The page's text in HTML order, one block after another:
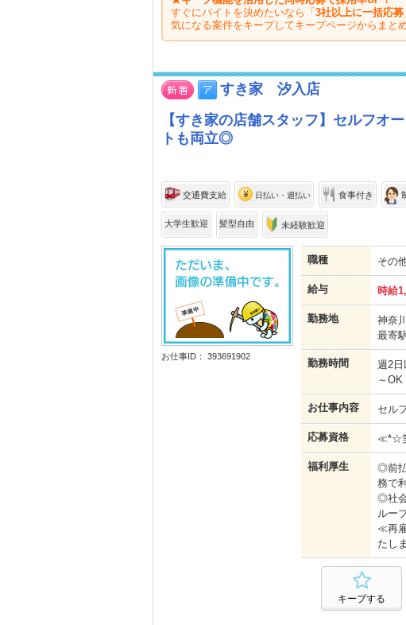
すぐにバイトを決めたいなら「 3社以上に一括応募
気になる案件をキープしてキープページからまと
すき家 汐入店
【すき家の店舗スタッフ】セルフ
トも両立◎
交通費支給 日払い・週払い 食事付き
大学生歓迎 髪型自由 未経験歓迎
お仕事ID： 393691902
職種 その
給与 時給
勤務地
神奈
最寄
勤務時間
週2
～OK
お仕事内容 セル
応募資格 ≪*☆
福利厚生
◎前
務で
◎社
ルー
≪再
たし
キープする